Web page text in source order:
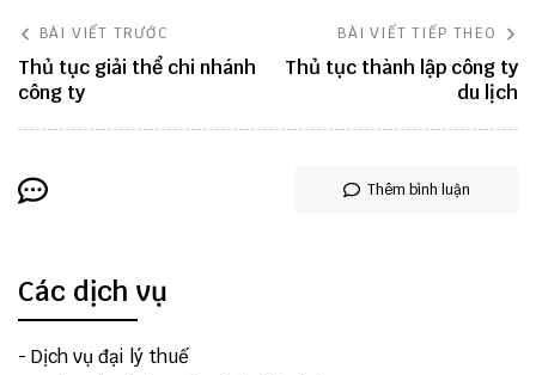
BÀI VIẾT TRƯỚC
Thủ tục giải thể chi nhánh
công ty
BÀI VIẾT TIẾP THEO
Thủ tục thành lập công ty
du lịch
Thêm bình luận
Các dịch vụ
- Dịch vụ đại lý thuế